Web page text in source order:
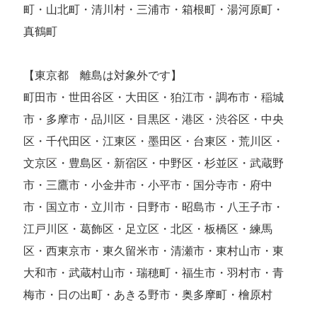
町・山北町・清川村・三浦市・箱根町・湯河原町・
真鶴町
【東京都 離島は対象外です】
町田市・世田谷区・大田区・狛江市・調布市・稲城
市・多摩市・品川区・目黒区・港区・渋谷区・中央
区・千代田区・江東区・墨田区・台東区・荒川区・
文京区・豊島区・新宿区・中野区・杉並区・武蔵野
市・三鷹市・小金井市・小平市・国分寺市・府中
市・国立市・立川市・日野市・昭島市・八王子市・
江戸川区・葛飾区・足立区・北区・板橋区・練馬
区・西東京市・東久留米市・清瀬市・東村山市・東
大和市・武蔵村山市・瑞穂町・福生市・羽村市・青
梅市・日の出町・あきる野市・奥多摩町・檜原村